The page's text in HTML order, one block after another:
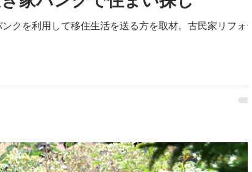
クを利用して移住生活を送る方を取材。古民家リフォー